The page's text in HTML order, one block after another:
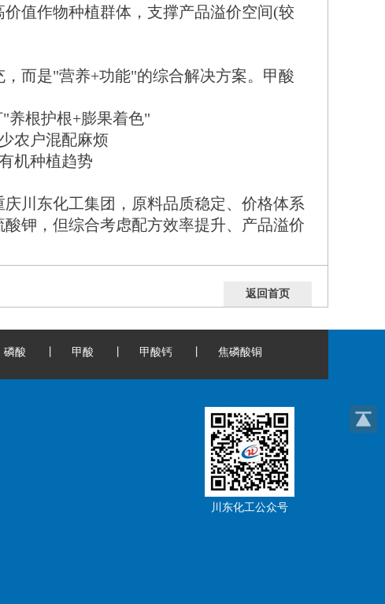
值作物种植群体，支撑产品溢价空间(较
而是"营养+功能"的综合解决方案。甲酸
根护根+膨果着色"
农户混配麻烦
机种植趋势
川东化工集团，原料品质稳定、价格体系
钾，但综合考虑配方效率提升、产品溢价
返回首页
磷酸 甲酸 甲酸钙 焦磷酸铜
川东化工公众号